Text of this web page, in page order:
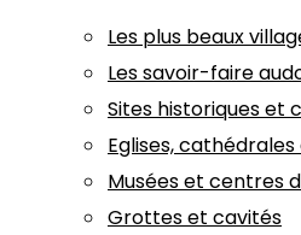
Les plus beaux
Les savoir-faire
Sites historiques et
Eglises,
Musées et centres
Grottes et cavités